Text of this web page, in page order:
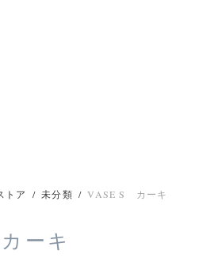
トア / 未分類 / VASE S カーキ
ーキ